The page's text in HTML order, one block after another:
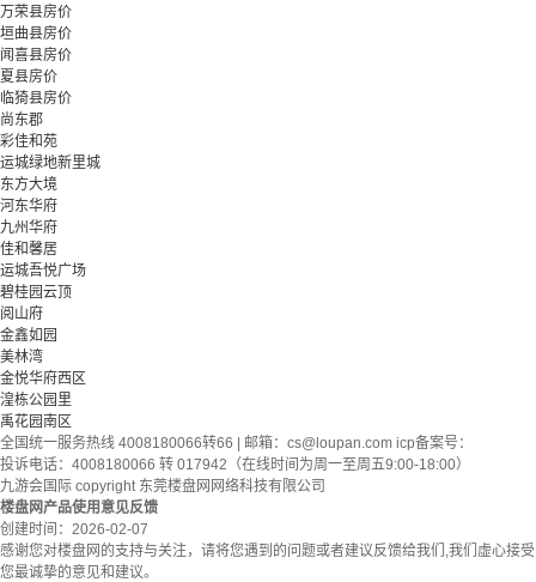
万荣县房价
垣曲县房价
闻喜县房价
夏县房价
临猗县房价
尚东郡
彩佳和苑
运城绿地新里城
东方大境
河东华府
九州华府
佳和馨居
运城吾悦广场
碧桂园云顶
阅山府
金鑫如园
美林湾
金悦华府西区
湟栋公园里
禹花园南区
全国统一服务热线 4008180066转66 | 邮箱： cs@loupan.com icp备案号：
投诉电话：4008180066 转 017942（在线时间为周一至周五9:00-18:00）
九游会国际 copyright 东莞楼盘网网络科技有限公司
楼盘网产品使用意见反馈
创建时间： 2026-02-07
感谢您对楼盘网的支持与关注，请将您遇到的问题或者建议反馈给我们,我们虚心接受
您最诚挚的意见和建议。